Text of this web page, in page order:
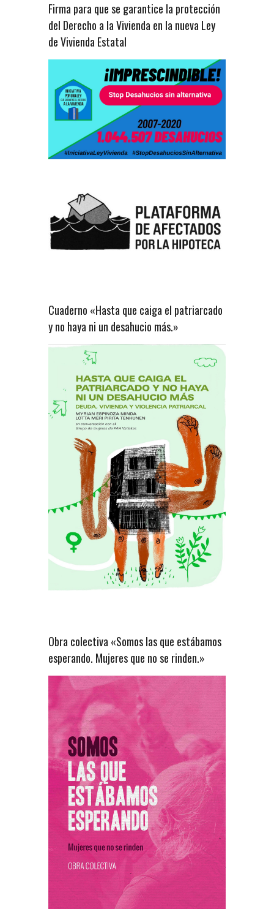
Firma para que se garantice la protección
del Derecho a la Vivienda en la nueva Ley
de Vivienda Estatal
Cuaderno «Hasta que caiga el patriarcado
y no haya ni un desahucio más.»
Obra colectiva «Somos las que estábamos
esperando. Mujeres que no se rinden.»